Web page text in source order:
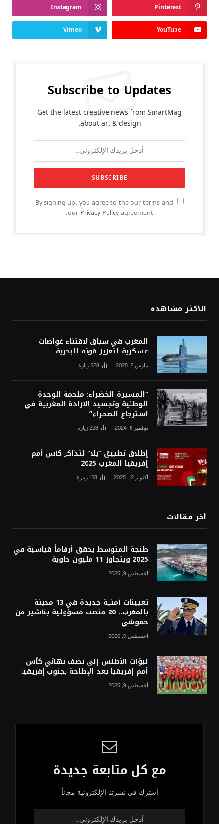
Pinterest
Instagram
YouTube
Vimeo
Subscribe to Updates
Get the latest creative news from SmartMag
about art & design.
By signing up, you agree to the our terms and
our Privacy Policyagreement.
الأكثر مشاهدة
المغرب في سباق لاقتناء غواصات
عسكرية لتعزيز قوته البحرية .
مارس 2, 2025 528 زيارة
“المسيرة الخضراء: ملحمة الوحدة
الوطنية وتجسيد الإرادة المغربية في
استرجاع الصحراء”
نوفمبر 6, 2024 228زيارة
إطلاق تطبيق “يلا” لتذاكر كأس أمم
إفريقيا المغرب 2025
أكتوبر 12, 2025 158 زيارة
آخر مقالات
طنجة المتوسط يحقق أرقاماً قياسية في
2025 ويتجاوز 11 مليون حاوية
أغسطس 9, 2026
تعيينات أمنية جديدة في 13 مدينة
بالمغرب.. 20 منصب مسؤولية بتأشير من
حموشي
أغسطس 9, 2026
لبؤات الأطلس إلى نصف نهائي كأس
أمم إفريقيا بعد الإطاحة بجنوب إفريقيا
أغسطس 9, 2026
مع كل متابعة جديدة
اشترك في نشرتنا الإلكترونية مجاناً